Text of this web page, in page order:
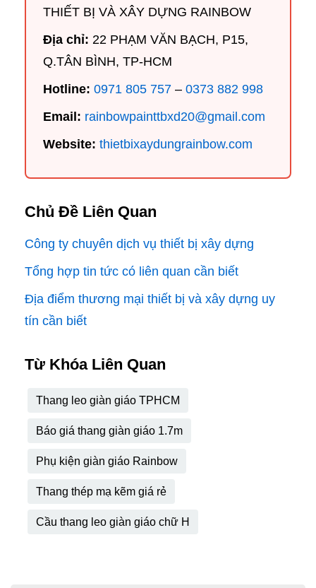
THIẾT BỊ VÀ XÂY DỰNG RAINBOW
Địa chỉ: 22 PHẠM VĂN BẠCH, P15,
Q.TÂN BÌNH, TP-HCM
Hotline: 0971 805 757 – 0373 882 998
Email: rainbowpainttbxd20@gmail.com
Website: thietbixaydungrainbow.com
Chủ Đề Liên Quan
Công ty chuyên dịch vụ thiết bị xây dựng
Tổng hợp tin tức có liên quan cần biết
Địa điểm thương mại thiết bị và xây dựng uy
tín cần biết
Từ Khóa Liên Quan
Thang leo giàn giáo TPHCM
Báo giá thang giàn giáo 1.7m
Phụ kiện giàn giáo Rainbow
Thang thép mạ kẽm giá rẻ
Cầu thang leo giàn giáo chữ H